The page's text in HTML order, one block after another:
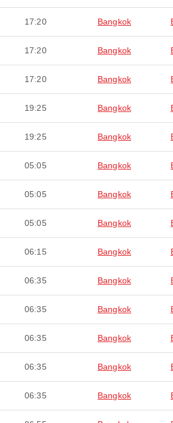
17:20 Bangkok
17:20 Bangkok
17:20 Bangkok
19:25 Bangkok
19:25 Bangkok
05:05 Bangkok
05:05 Bangkok
05:05 Bangkok
06:15 Bangkok
06:35 Bangkok
06:35 Bangkok
06:35 Bangkok
06:35 Bangkok
06:35 Bangkok